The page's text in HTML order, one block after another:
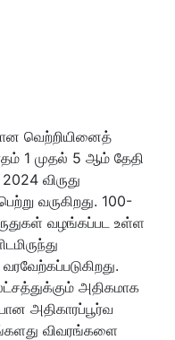
வெற்றியினைத்
1 முதல் 5 ஆம் தேதி
விருது
வருகிறது. 100-
வழங்கப்பட உள்ள
அதிகமாக
அதிகாரப்பூர்வ
விவரங்களை